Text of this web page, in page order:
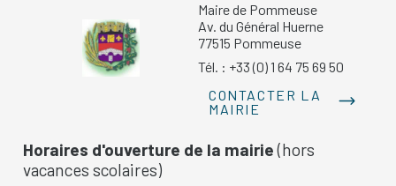
Maire de Pommeuse
Av. du Général Huerne
77515 Pommeuse
Tél. : +33 (0) 1 64 75 69 50
CONTACTER LA
MAIRIE
Horaires d'ouverture de la mairie(hors
vacances scolaires)